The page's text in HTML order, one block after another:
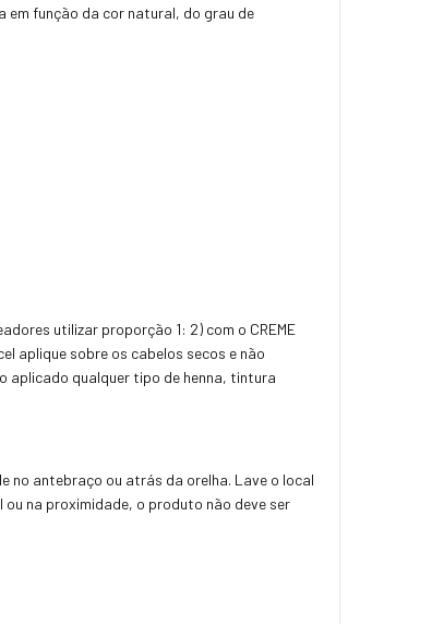
em função da cor natural, do grau de
utilizar proporção 1: 2) com o CREME
aplique sobre os cabelos secos e não
aplicado qualquer tipo de henna, tintura
no antebraço ou atrás da orelha. Lave o local
na proximidade, o produto não deve ser